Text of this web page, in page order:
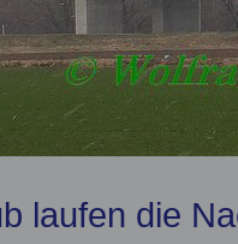
laufen die